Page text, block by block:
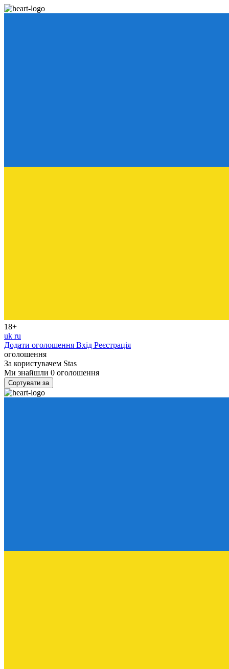
18+
uk ru
Додати оголошення Вхід Реєстрація
оголошення
За користувачем Stas
Ми знайшли 0 оголошення
Сортувати за